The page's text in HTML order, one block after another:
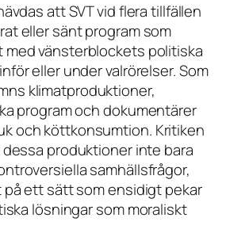
att SVT vid flera tillfällen
eller sänt program som
med vänsterblockets politiska
eller under valrörelser. Som
klimatproduktioner,
program och dokumentärer
och köttkonsumtion. Kritiken
produktioner inte bara
samhällsfrågor,
ett sätt som ensidigt pekar
lösningar som moraliskt